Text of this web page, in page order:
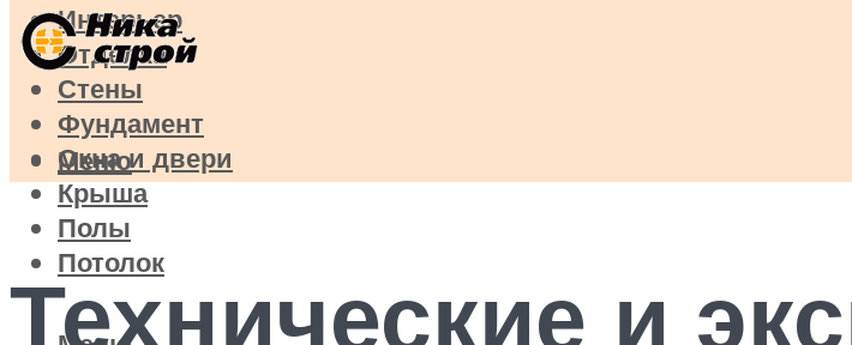
Интерьер
Отделка
Стены
Фундамент
Окна и двери
Крыша
Полы
Потолок
Меню
Технические и